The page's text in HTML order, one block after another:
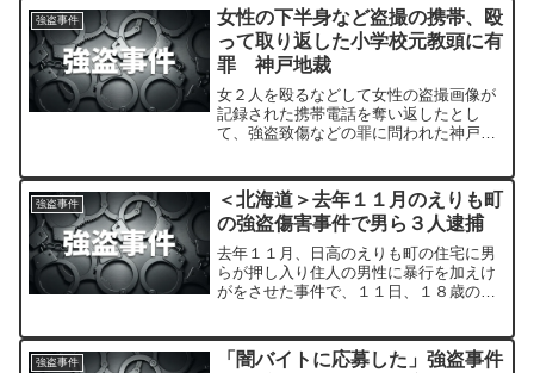
強盗事件
女性の下半身など盗撮の携帯、殴
って取り返した小学校元教頭に有
罪 神戸地裁
女２人を殴るなどして女性の盗撮画像が
記録された携帯電話を奪い返したとし
て、強盗致傷などの罪に問われた神戸市
の判決公判が２５日、神戸地裁で開かれ
た。
強盗事件
＜北海道＞去年１１月のえりも町
の強盗傷害事件で男ら３人逮捕
去年１１月、日高のえりも町の住宅に男
らが押し入り住人の男性に暴行を加えけ
がをさせた事件で、１１日、１８歳の少
強盗事件
「闇バイトに応募した」強盗事件